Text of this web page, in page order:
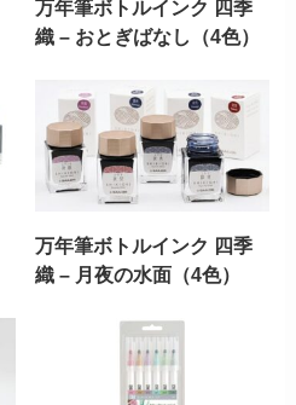
万年筆ボトルインク 四季
織 – おとぎばなし（4色）
万年筆ボトルインク 四季
織 – 月夜の水面（4色）